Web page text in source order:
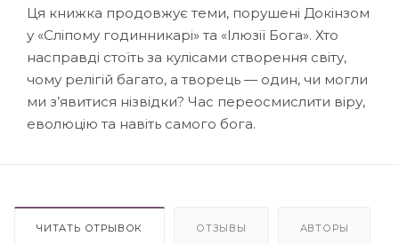
Ця книжка продовжує теми, порушені Докінзом
у «Сліпому годинникарі» та «Ілюзії Бога». Хто
насправді стоїть за кулісами створення світу,
чому релігій багато, а творець — один, чи могли
ми з’явитися нізвідки? Час переосмислити віру,
еволюцію та навіть самого бога.
ЧИТАТЬ ОТРЫВОК ОТЗЫВЫ АВТОРЫ